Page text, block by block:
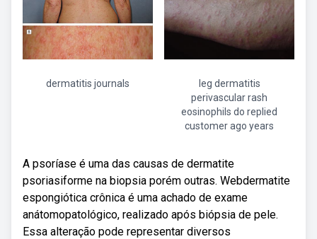
dermatitis journals
leg dermatitis
perivascular rash
eosinophils do replied
customer ago years
A psoríase é uma das causas de dermatite
psoriasiforme na biopsia porém outras. Webdermatite
espongiótica crônica é uma achado de exame
anátomopatológico, realizado após biópsia de pele.
Essa alteração pode representar diversos